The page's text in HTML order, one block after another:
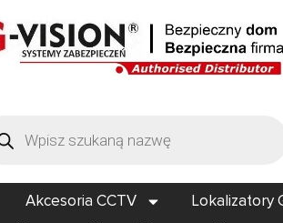
Akcesoria CCTV Lokalizatory